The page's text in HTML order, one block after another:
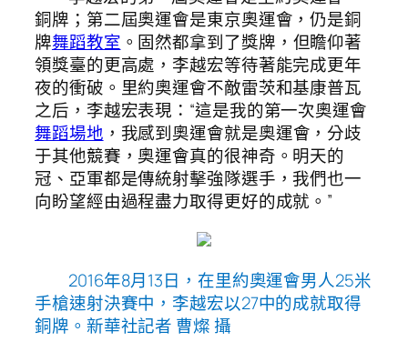
銅牌；第二屆奧運會是東京奧運會，仍是銅
牌舞蹈教室 。固然都拿到了獎牌，但瞻仰著
領獎臺的更高處，李越宏等待著能完成更年
夜的衝破。里約奧運會不敵雷茨和基康普瓦
之后，李越宏表現：“這是我的第一次奧運會
舞蹈場地 ，我感到奧運會就是奧運會，分歧
于其他競賽，奧運會真的很神奇。明天的
冠、亞軍都是傳統射擊強隊選手，我們也一
向盼望經由過程盡力取得更好的成就。”
2016年8月13日，在里約奧運會男人25米
手槍速射決賽中，李越宏以27中的成就取得
銅牌。新華社記者 曹燦 攝